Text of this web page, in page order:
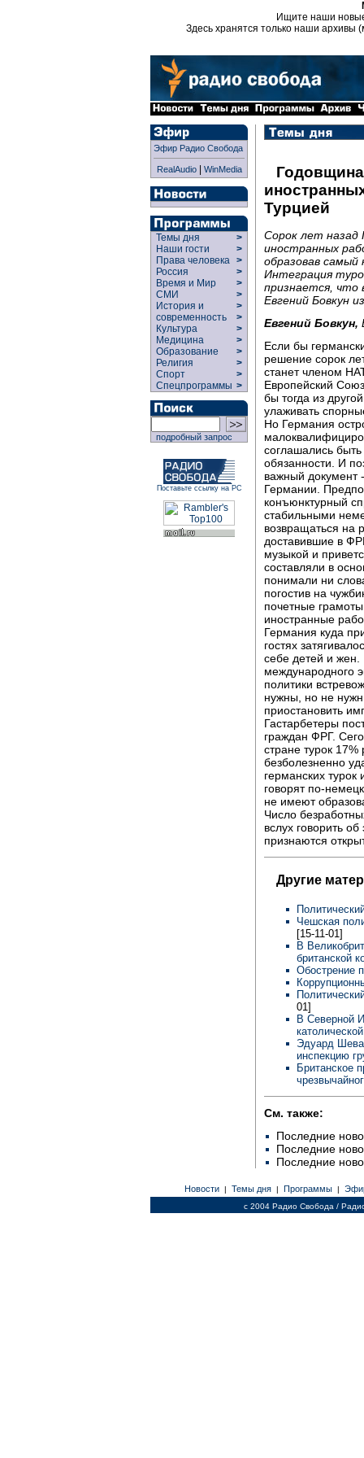
Ищите наши
Здесь хранятся только наши архивы
Эфир Радио Свобода
RealAudio| WinMedia
Темы дня
>
Наши гости
>
Права человека >
Россия
>
Время и Мир
>
СМИ
>
История и
современность
>
>
Культура
>
Медицина
>
Образование
>
Религия
>
Спорт
>
Спецпрограммы >
подробный запрос
Поставьте ссылку на РС
Турцией
Сорок лет назад
иностранных
образовав самый
Интеграция
признается, что
Евгений Бовкун
Евгений Бовкун,
Если бы
решение сорок
станет членом
Европейский
бы тогда из
улаживать
Но Германия
соглашались
обязанности. И
важный документ
Германии.
конъюнктурный
стабильными
возвращаться на
доставившие в
музыкой и
составляли в
понимали ни
погостив на
почетные
иностранные
Германия куда
гостях
себе детей и жен.
международного
политики
нужны, но не
приостановить
Гастарбетеры
граждан ФРГ.
стране турок
безболезненно
германских
говорят по-
не имеют
Число
вслух говорить
признаются
Другие
Чешская
[15-11-01]
В
британской
Обострение
01]
В Северной
Эдуард
инспекцию
Британское
См. также:
Последние
Последние
Последние
Новости | Темы дня | Программы |
c 2004 Радио Свобода /